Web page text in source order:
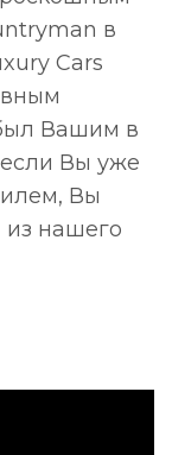
в
Cars
Вашим в
Вы уже
Вы
из нашего